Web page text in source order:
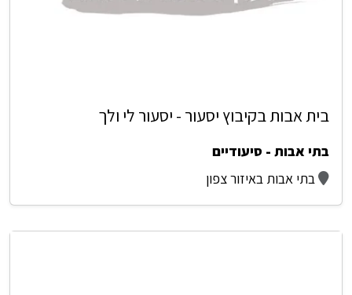
בית אבות בקיבוץ יסעור - יסעור לי ולך
בתי אבות - סיעודיים
בתי אבות באיזור צפון